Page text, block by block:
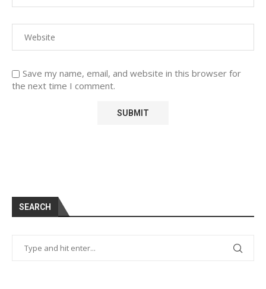
Save my name, email, and website in this browser for
the next time I comment.
SEARCH